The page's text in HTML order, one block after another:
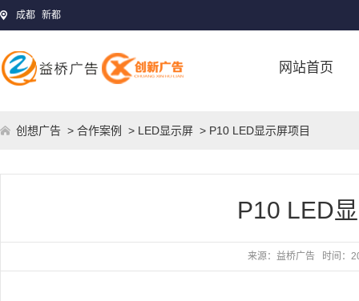
成都 新都
网站首页
创想广告 > 合作案例 > LED显示屏 > P10 LED显示屏项目
P10 LED
来源： 益桥广告 时间：